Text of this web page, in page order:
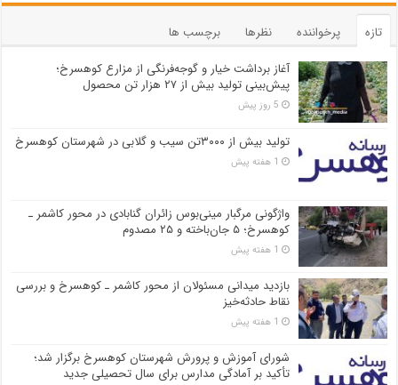
تازه پرخواننده نظرها
برچسب ها
آغاز برداشت خیار و گوجه‌فرنگی از مزارع کوهسرخ؛
پیش‌بینی تولید بیش از ۲۷ هزار تن محصول
5 روز پیش
تولید بیش از ۳۰۰۰تن سیب و گلابی در شهرستان کوهسرخ
1 هفته پیش
واژگونی مرگبار مینی‌بوس زائران گنابادی در محور کاشمر ـ
کوهسرخ؛ ۵ جان‌باخته و ۲۵ مصدوم
1 هفته پیش
بازدید میدانی مسئولان از محور کاشمر ـ کوهسرخ و بررسی
نقاط حادثه‌خیز
1 هفته پیش
شورای آموزش و پرورش شهرستان کوهسرخ برگزار شد؛
تأکید بر آمادگی مدارس برای سال تحصیلی جدید